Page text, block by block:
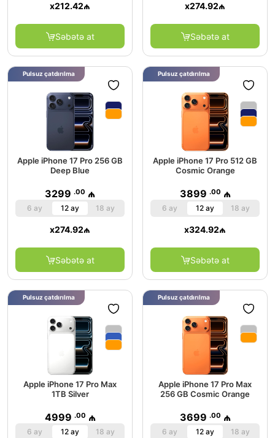
x212.42₼
Səbətə at
x274.92₼
Səbətə at
Apple iPhone 17 Pro 256 GB
Deep Blue
3299 .00 ₼
6 ay 12 ay 18 ay
x274.92₼
Səbətə at
Pulsuz çatdırılma
Apple iPhone 17 Pro 512 GB
Cosmic Orange
3899 .00 ₼
6 ay 12 ay 18 ay
x324.92₼
Səbətə at
Pulsuz çatdırılma
Apple iPhone 17 Pro Max
1TB Silver
4999 .00 ₼
6 ay 12 ay 18 ay
Pulsuz çatdırılma
Apple iPhone 17 Pro Max
256 GB Cosmic Orange
3699 .00 ₼
6 ay 12 ay 18 ay
Pulsuz çatdırılma